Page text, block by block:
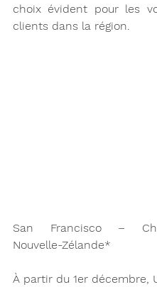
choix évident pour les
clients dans la région.
San Francisco –
Nouvelle-Zélande*
À partir du 1er décembre,